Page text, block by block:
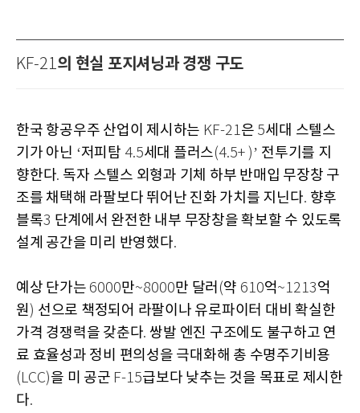
KF-21의 현실 포지셔닝과 경쟁 구도
한국 항공우주 산업이 제시하는 KF-21은 5세대 스텔스
기가 아닌 ‘저피탐 4.5세대 플러스(4.5+ )’ 전투기를 지
향한다. 독자 스텔스 외형과 기체 하부 반매입 무장창 구
조를 채택해 라팔보다 뛰어난 진화 가치를 지닌다. 향후
블록3 단계에서 완전한 내부 무장창을 확보할 수 있도록
설계 공간을 미리 반영했다.
예상 단가는 6000만~8000만 달러 (약 610억~1213억
원 ) 선으로 책정되어 라팔이나 유로파이터 대비 확실한
가격 경쟁력을 갖춘다.쌍발 엔진 구조에도 불구하고 연
료 효율성과 정비 편의성을 극대화해 총 수명주기비용
(LCC)을 미 공군 F-15급보다 낮추는 것을 목표로 제시한
다.